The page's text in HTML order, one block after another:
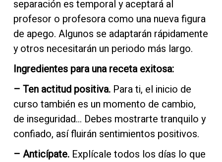
separación es temporal y aceptará al
profesor o profesora como una nueva figura
de apego. Algunos se adaptarán rápidamente
y otros necesitarán un periodo más largo.
Ingredientes para una receta exitosa:
– Ten actitud positiva.Para ti, el inicio de
curso también es un momento de cambio,
de inseguridad… Debes mostrarte tranquilo y
confiado, así fluirán sentimientos positivos.
– Anticípate. Explícale todos los días lo que